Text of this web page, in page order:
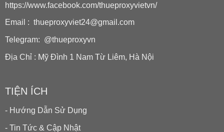
https://www.facebook.com/thueproxyvietvn/
Email : thueproxyviet24@gmail.com
Telegram: @thueproxyvn
Địa Chỉ : Mỹ Đình 1 Nam Từ Liêm, Hà Nội
TIỆN ÍCH
- Hướng Dẫn Sử Dụng
- Tin Tức & Cập Nhật